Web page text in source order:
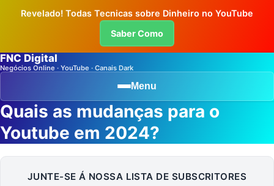
Revelado! Todas Tecnicas sobre Dinheiro no YouTube
Saber Como
FNC Digital
Negócios Online · YouTube · Canais Dark
Menu
Quais as mudanças para o
Youtube em 2024?
JUNTE-SE Á NOSSA LISTA DE SUBSCRITORES